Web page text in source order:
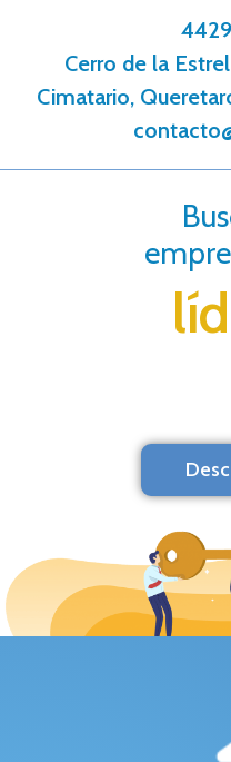
Cerro de la
Cimatario,